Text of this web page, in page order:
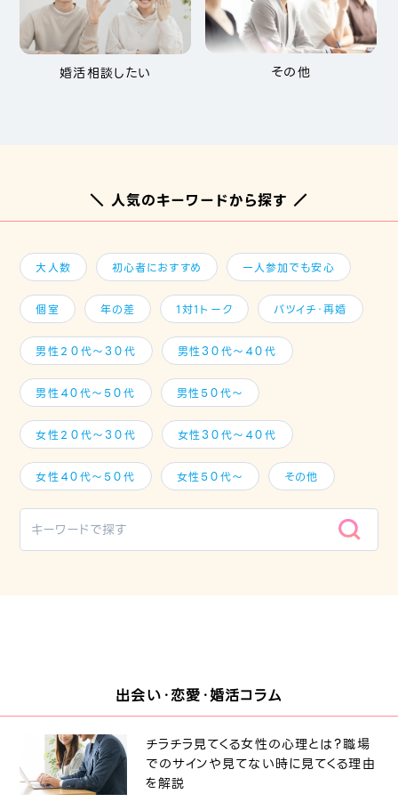
婚活相談したい その他
＼ 人気のキーワードから探す ／
大人数 初心者におすすめ 一人参加でも安心
個室 年の差 1対1トーク バツイチ・再婚
男性２０代～３０代 男性３０代～４０代
男性４０代～５０代 男性５０代～
女性２０代～３０代 女性３０代～４０代
女性４０代～５０代 女性５０代～ その他
出会い・恋愛・婚活コラム
チラチラ見てくる女性の心理とは？職場
でのサインや見てない時に見てくる理由
を解説